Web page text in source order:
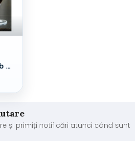
St. Patrick Irish Pub - Berarie & Sports Bar
și primiți notificări atunci când sunt